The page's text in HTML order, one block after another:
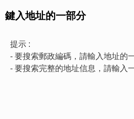
鍵入地址的一部分
提示 :
- 要搜索郵政編碼，請輸入地址的
- 要搜索完整的地址信息，請輸入